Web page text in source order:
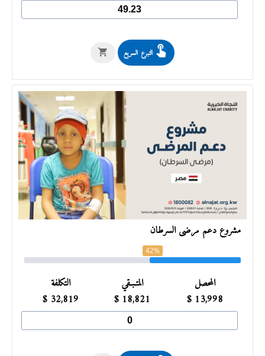
التبرع السريع
مشروع دعم مرضى السرطان
42%
المحصل
13,998
$
المتـبـقي
18,821
$
التكلفة
32,819
$